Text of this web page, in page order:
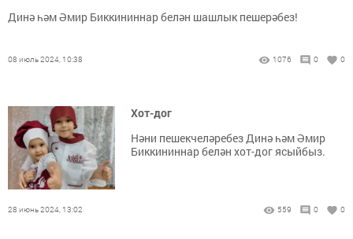
Динә һәм Әмир Биккининнар белән шашлык пешерәбез!
08 июль 2024, 10:38 1076 0 0
Хот-дог
Нәни пешекчеләребез Динә һәм Әмир
Биккининнар белән хот-дог ясыйбыз.
28 июнь 2024, 13:02 559 0 0